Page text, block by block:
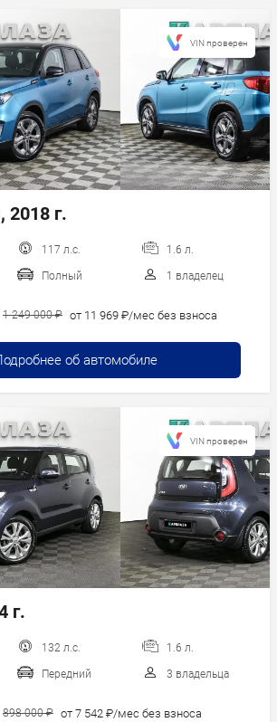
2018 г.
117 л.с. 1.6 л.
Полный 1 владелец
1 249 000 ₽ от 11 969 ₽/мес без взноса
об автомобиле
VIN проверен
г.
132 л.с. 1.6 л.
Передний 3 владельца
898 000 ₽ от 7 542 ₽/мес без взноса
VIN проверен